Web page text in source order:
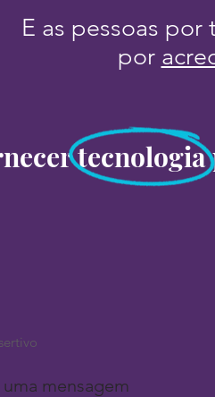
E as pessoas
por
mensagem